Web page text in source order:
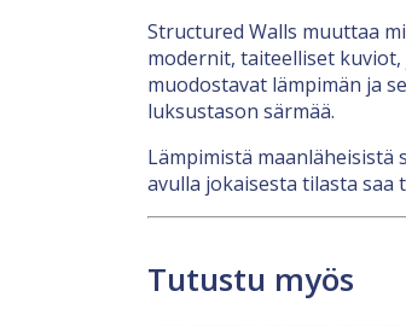
Structured Walls muuttaa
modernit, taiteelliset
muodostavat lämpimän ja
luksustason särmää.
Lämpimistä
avulla jokaisesta tilasta
Tutustu myös